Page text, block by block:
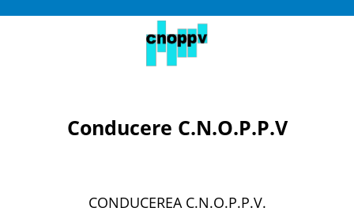
Conducere C.N.O.P.P.V
CONDUCEREA C.N.O.P.P.V.